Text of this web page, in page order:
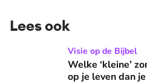
Lees ook
Welke ‘kleine’ zonde heeft
Visie op de Bijbel
Welke ‘kleine’
op je leven dan